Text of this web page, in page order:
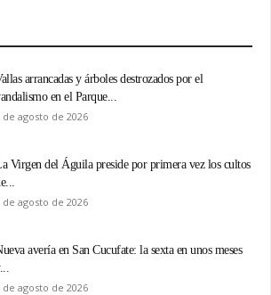
arrancadas y árboles destrozados por el
en el Parque...
de agosto de 2026
Virgen del Águila preside por primera vez los cultos
de agosto de 2026
avería en San Cucufate: la sexta en unos meses
de agosto de 2026